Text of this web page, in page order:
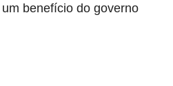
benefício do governo